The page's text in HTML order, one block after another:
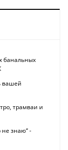
банальных
вашей
трамваи и
знаю“ -